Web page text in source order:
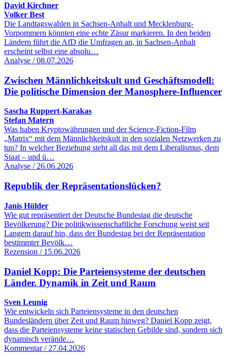
David Kirchner
Volker Best
Die Landtagswahlen in Sachsen-Anhalt und Mecklenburg-
Vorpommern könnten eine echte Zäsur markieren. In den beiden
Ländern führt die AfD die Umfragen an, in Sachsen-Anhalt
erscheint selbst eine absolu…
Analyse / 08.07.2026
Zwischen Männlichkeitskult und Geschäftsmodell:
Die politische Dimension der Manosphere-Influencer
Sascha Ruppert-Karakas
Stefan Matern
Was haben Kryptowährungen und der Science-Fiction-Film
„Matrix“ mit dem Männlichkeitskult in den sozialen Netzwerken zu
tun? In welcher Beziehung steht all das mit dem Liberalismus, dem
Staat – und ü…
Analyse / 26.06.2026
Republik der Repräsentationslücken?
Janis Hülder
Wie gut repräsentiert der Deutsche Bundestag die deutsche
Bevölkerung? Die politikwissenschaftliche Forschung weist seit
Langem darauf hin, dass der Bundestag bei der Repräsentation
bestimmter Bevölk…
Rezension / 15.06.2026
Daniel Kopp: Die Parteiensysteme der deutschen
Länder. Dynamik in Zeit und Raum
Sven Leunig
Wie entwickeln sich Parteiensysteme in den deutschen
Bundesländern über Zeit und Raum hinweg? Daniel Kopp zeigt,
dass die Parteiensysteme keine statischen Gebilde sind, sondern sich
dynamisch verände…
Kommentar / 27.04.2026